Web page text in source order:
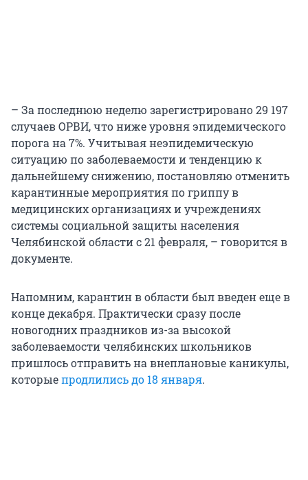
– За последнюю неделю зарегистрировано 29 197
случаев ОРВИ, что ниже уровня эпидемического
порога на 7%. Учитывая неэпидемическую
ситуацию по заболеваемости и тенденцию к
дальнейшему снижению, постановляю отменить
карантинные мероприятия по гриппу в
медицинских организациях и учреждениях
системы социальной защиты населения
Челябинской области с 21 февраля, – говорится в
документе.
Напомним, карантин в области был введен еще в
конце декабря. Практически сразу после
новогодних праздников из-за высокой
заболеваемости челябинских школьников
пришлось отправить на внеплановые каникулы,
которыепродлились до 18 января.